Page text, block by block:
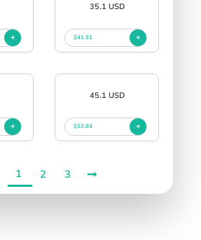
35.1 USD
$41.91
45.1 USD
$53.84
1 2 3